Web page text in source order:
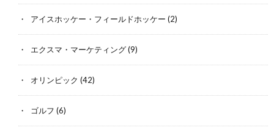
アイスホッケー・フィールドホッケー (2)
エクスマ・マーケティング(9)
オリンピック (42)
ゴルフ (6)